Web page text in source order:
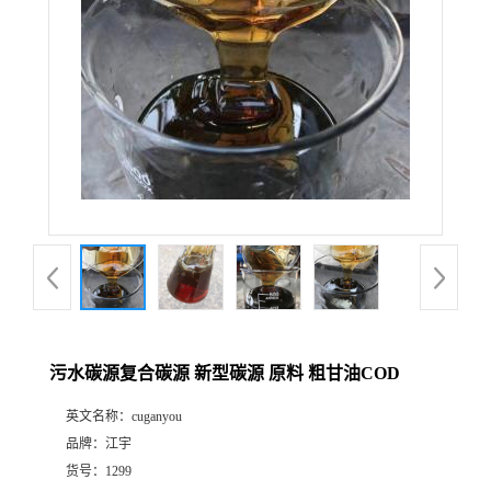
污水碳源复合碳源 新型碳源 原料 粗甘油COD
英文名称： cuganyou
品牌： 江宇
货号： 1299